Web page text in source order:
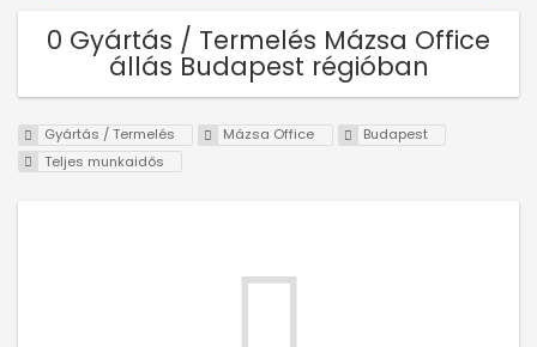
0 Gyártás / Termelés Mázsa Office
állás Budapest régióban
Gyártás / Termelés Mázsa Office
Budapest
Teljes munkaidős